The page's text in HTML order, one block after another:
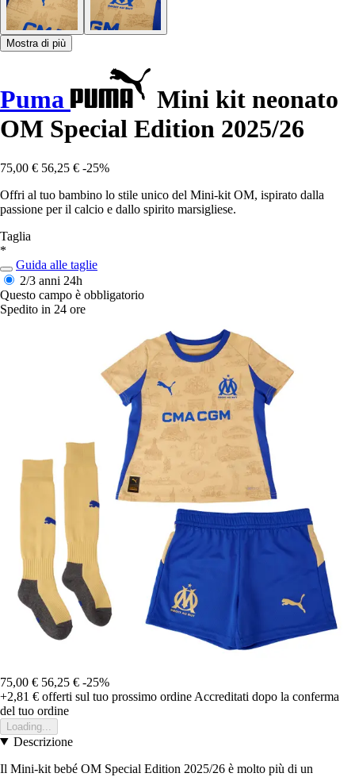
Mostra di più
Puma
Mini kit neonato
OM Special Edition 2025/26
75,00 € 56,25 € -25%
Offri al tuo bambino lo stile unico del Mini-kit OM, ispirato dalla
passione per il calcio e dallo spirito marsigliese.
Taglia
*
Guida alle taglie
2/3 anni 24h
Questo campo è obbligatorio
Spedito in 24 ore
75,00 € 56,25 € -25%
+2,81 € offerti sul tuo prossimo ordine Accreditati dopo la conferma
del tuo ordine
Loading...
Descrizione
Il Mini-kit bebé OM Special Edition 2025/26 è molto più di un